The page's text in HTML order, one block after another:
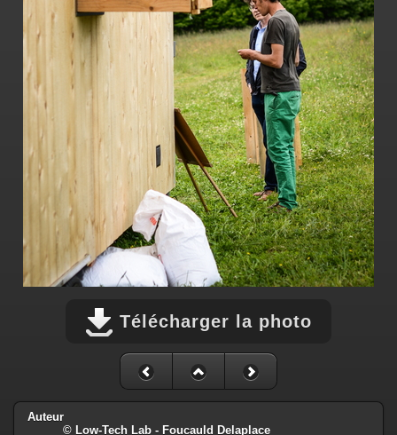
Télécharger la photo
Auteur
© Low-Tech Lab - Foucauld Delaplace